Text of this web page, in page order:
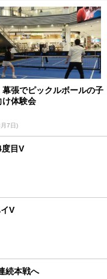
幕張でピックルボールの子
け体験会
7日)
目V
V
続本戦へ